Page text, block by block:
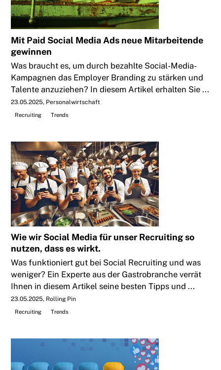
Mit Paid Social Media Ads neue Mitarbeitende
gewinnen
Was braucht es, um durch bezahlte Social-Media-
Kampagnen das Employer Branding zu stärken und
Talente anzuziehen? In diesem Artikel erhalten Sie ...
23.05.2025 Personalwirtschaft
Recruiting
Trends
Wie wir Social Media für unser Recruiting so
nutzen, dass es wirkt.
Was funktioniert gut bei Social Recruiting und was
weniger? Ein Experte aus der Gastrobranche verrät
Ihnen in diesem Artikel seine besten Tipps und ...
23.05.2025 Rolling Pin
Recruiting
Trends